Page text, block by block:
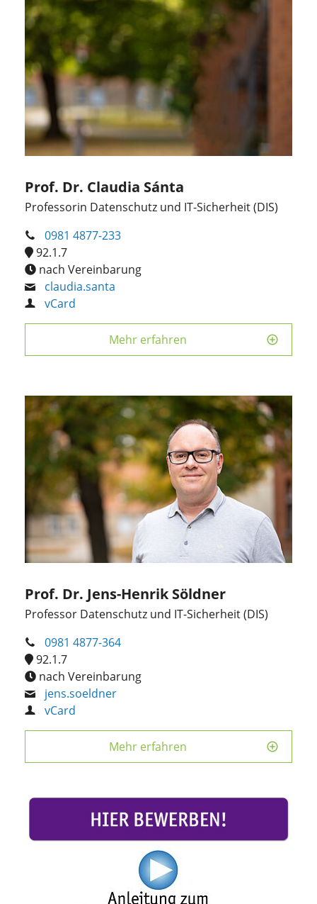
Prof. Dr. Claudia Sánta
Professorin Datenschutz und IT-Sicherheit (DIS)
0981 4877-233
92.1.7
nach Vereinbarung
claudia.santa
vCard
Mehr erfahren
Prof. Dr. Jens-Henrik Söldner
Professor Datenschutz und IT-Sicherheit (DIS)
0981 4877-364
92.1.7
nach Vereinbarung
jens.soeldner
vCard
Mehr erfahren